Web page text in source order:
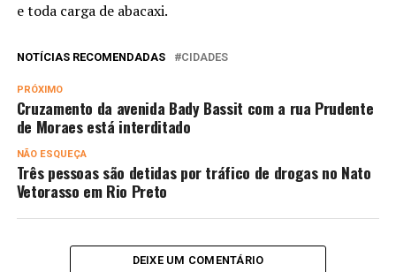
e toda carga de abacaxi.
NOTÍCIAS RECOMENDADAS CIDADES
PRÓXIMO
Cruzamento da avenida Bady Bassit com a rua Prudente
de Moraes está interditado
NÃO ESQUEÇA
Três pessoas são detidas por tráfico de drogas no Nato
Vetorasso em Rio Preto
DEIXE UM COMENTÁRIO